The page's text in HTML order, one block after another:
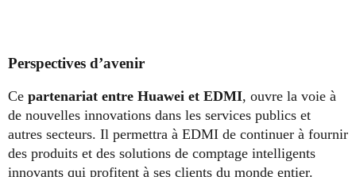
Perspectives d’avenir
Ce partenariat entre Huawei et EDMI, ouvre la voie à
de nouvelles innovations dans les services publics et
autres secteurs. Il permettra à EDMI de continuer à fournir
des produits et des solutions de comptage intelligents
innovants qui profitent à ses clients du monde entier.